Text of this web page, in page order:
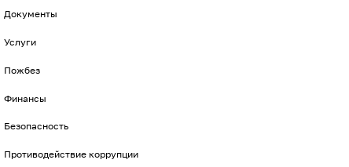
Документы
Услуги
Пожбез
Финансы
Безопасность
Противодействие коррупции